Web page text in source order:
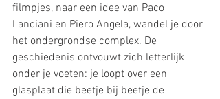
filmpjes, naar een idee van Paco
Lanciani en Piero Angela, wandel je door
het ondergrondse complex. De
geschiedenis ontvouwt zich letterlijk
onder je voeten: je loopt over een
glasplaat die beetje bij beetje de